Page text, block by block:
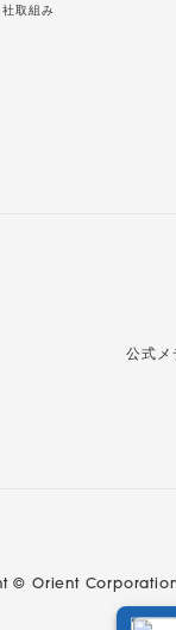
取組み
公式メ
© Orient